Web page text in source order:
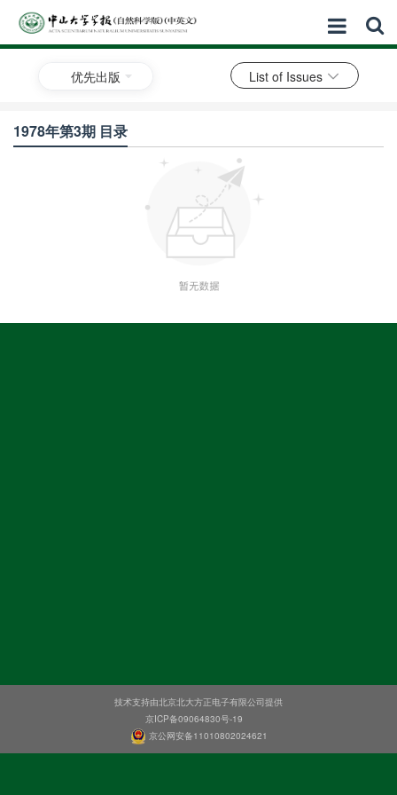
优先出版 List of Issues
1978年第3期 目录
技术支持由北京北大方正电子有限公司提供
京ICP备09064830号-19
京公网安备11010802024621